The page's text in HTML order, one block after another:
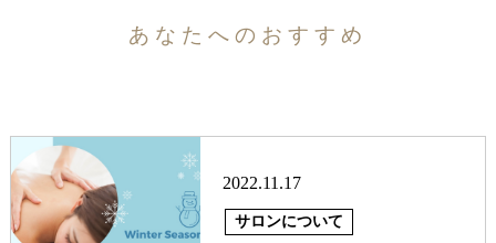
あなたへのおすすめ
2022.11.17
サロンについて